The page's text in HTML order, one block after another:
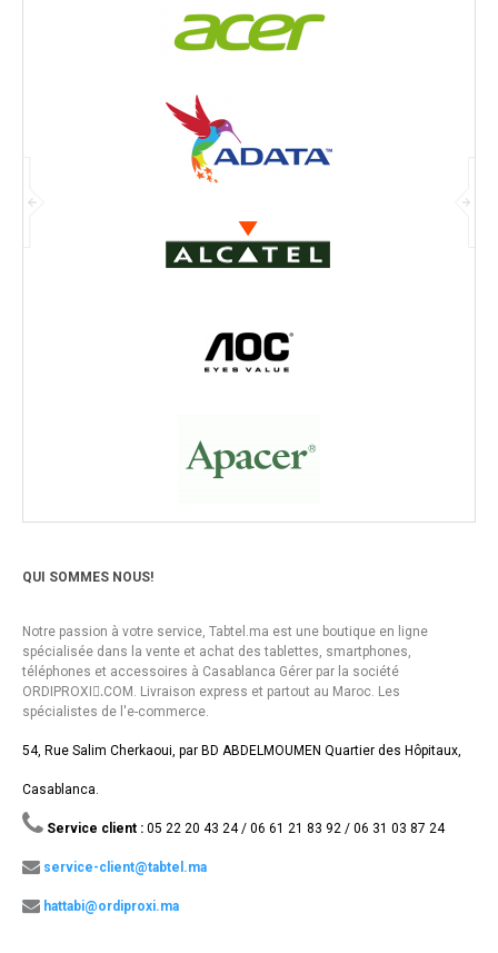
QUI SOMMES NOUS!
Notre passion à votre service, Tabtel.ma est une boutique en ligne
spécialisée dans la vente et achat des tablettes, smartphones,
téléphones et accessoires à Casablanca Gérer par la société
ORDIPROXI.ِCOM. Livraison express et partout au Maroc. Les
spécialistes de l'e-commerce.
54, Rue Salim Cherkaoui, par BD ABDELMOUMEN Quartier des Hôpitaux,
Casablanca.
Service client : 05 22 20 43 24 / 06 61 21 83 92 / 06 31 03 87 24
service-client@tabtel.ma
hattabi@ordiproxi.ma